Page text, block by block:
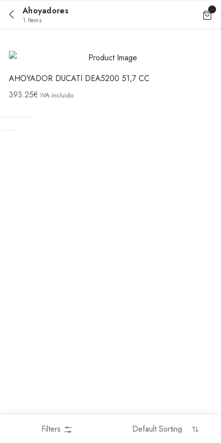
Ahoyadores
1 Items
Filters
AHOYADOR DUCATI DEA5200 51,7 CC
393.25€ IVA incluido